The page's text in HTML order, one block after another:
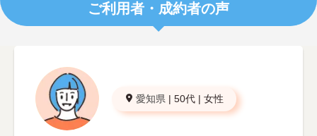
ご利用者・成約者の声
愛知県 | 50代 | 女性